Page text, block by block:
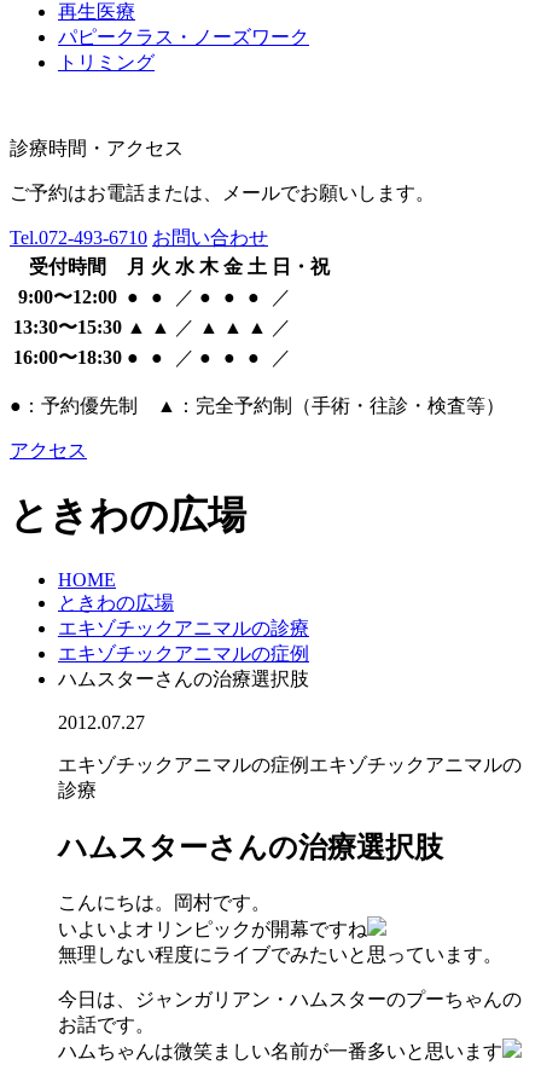
再生医療
パピークラス・ノーズワーク
トリミング
診療時間・アクセス
ご予約はお電話または、メールでお願いします。
Tel.072-493-6710 お問い合わせ
受付時間
月 火 水 木 金 土 日・祝
9:00〜12:00 ● ● ／ ● ● ●
／
13:30〜15:30 ▲ ▲ ／ ▲ ▲ ▲
／
16:00〜18:30 ● ● ／ ● ● ● ／
●：予約優先制 ▲：完全予約制（手術・往診・検査等）
アクセス
ときわの広場
HOME
ときわの広場
エキゾチックアニマルの診療
エキゾチックアニマルの症例
ハムスターさんの治療選択肢
2012.07.27
エキゾチックアニマルの症例 エキゾチックアニマルの
診療
ハムスターさんの治療選択肢
こんにちは。岡村です。
いよいよオリンピックが開幕ですね
無理しない程度にライブでみたいと思っています。
今日は、ジャンガリアン・ハムスターのプーちゃんの
お話です。
ハムちゃんは微笑ましい名前が一番多いと思います